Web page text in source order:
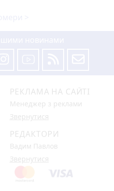
РЕКЛАМА НА САЙТІ
Менеджер з реклами
Звернутися
РЕДАКТОРИ
Вадим Павлов
Звернутися